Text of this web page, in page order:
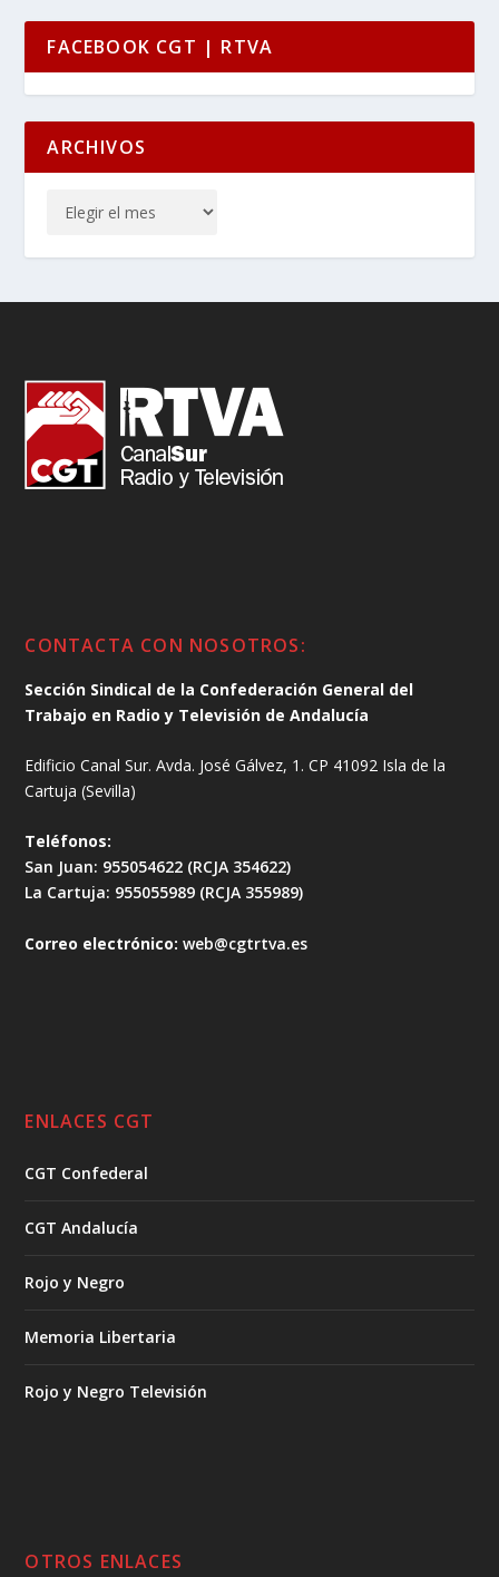
FACEBOOK CGT | RTVA
ARCHIVOS
CONTACTA CON NOSOTROS:
Sección Sindical de la Confederación General del
Trabajo en Radio y Televisión de Andalucía
Edificio Canal Sur. Avda. José Gálvez, 1. CP 41092 Isla de la
Cartuja (Sevilla)
Teléfonos:
San Juan: 955054622 (RCJA 354622)
La Cartuja: 955055989 (RCJA 355989)
Correo electrónico:web@cgtrtva.es
ENLACES CGT
CGT Confederal
CGT Andalucía
Rojo y Negro
Memoria Libertaria
Rojo y Negro Televisión
OTROS ENLACES